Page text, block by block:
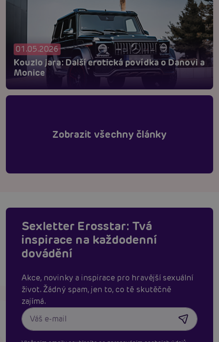
01.05.2026
Kouzlo jara: Další erotická povídka o Danovi a
Monice
Zobrazit všechny články
Sexletter Erosstar: Tvá
inspirace na každodenní
dovádění
Akce, novinky a inspirace pro hravější sexuální
život. Žádný spam, jen to, co tě skutěčně
zajímá.